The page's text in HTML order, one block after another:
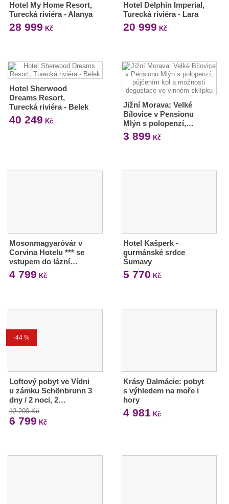
Hotel My Home Resort,
Turecká riviéra - Alanya
28 999 Kč
Hotel Delphin Imperial,
Turecká riviéra - Lara
20 999 Kč
Hotel Sherwood
Dreams Resort,
Turecká riviéra - Belek
40 249 Kč
Jižní Morava: Velké
Bílovice v Pensionu
Mlýn s polopenzí,…
3 899 Kč
Mosonmagyaróvár v
Corvina Hotelu *** se
vstupem do lázní…
4 799 Kč
Hotel Kašperk -
gurmánské srdce
Šumavy
5 770 Kč
-44 %
Loftový pobyt ve Vídni
u zámku Schönbrunn 3
dny / 2 noci, 2…
12 200 Kč
6 799 Kč
Krásy Dalmácie: pobyt
s výhledem na moře i
hory
4 981 Kč